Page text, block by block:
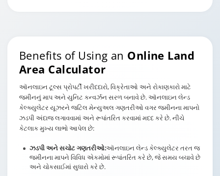
Benefits of Using an Online Land
Area Calculator
ઑનલાઇન ટૂલ્સ પ્રોપર્ટી ખરીદદારો, વિક્રેતાઓ અને રોકાણકારો માટે
જમીનનું માપ અને યુનિટ કન્વર્ઝન સરળ બનાવે છે. ઑનલાઇન લેન્ડ
કેલ્ક્યુલેટર યૂઝરને જટિલ મેન્યુઅલ ગણતરીઓ વગર જમીનના માપનો
ઝડપી અંદાજ લગાવવામાં અને રૂપાંતરિત કરવામાં મદદ કરે છે. નીચે
કેટલાક મુખ્ય લાભો આપેલ છે:
ઝડપી અને સચોટ ગણતરીઓ:ઑનલાઇન લેન્ડ કેલ્ક્યુલેટર તરત જ
જમીનના માપને વિવિધ એકમોમાં રૂપાંતરિત કરે છે, જે સમય બચાવે છે
અને ચોકસાઈમાં સુધારો કરે છે.